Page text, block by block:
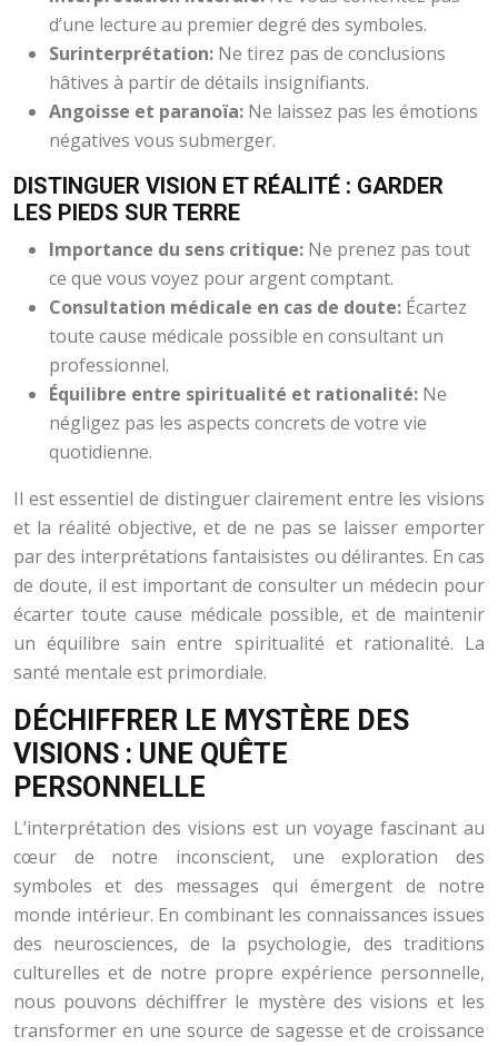
d’une lecture au premier degré des symboles.
Surinterprétation: Ne tirez pas de conclusions
hâtives à partir de détails insignifiants.
Angoisse et paranoïa: Ne laissez pas les émotions
négatives vous submerger.
DISTINGUER VISION ET RÉALITÉ : GARDER
LES PIEDS SUR TERRE
Importance du sens critique: Ne prenez pas tout
ce que vous voyez pour argent comptant.
Consultation médicale en cas de doute: Écartez
toute cause médicale possible en consultant un
professionnel.
Équilibre entre spiritualité et rationalité: Ne
négligez pas les aspects concrets de votre vie
quotidienne.
Il est essentiel de distinguer clairement entre les visions
et la réalité objective, et de ne pas se laisser emporter
par des interprétations fantaisistes ou délirantes. En cas
de doute, il est important de consulter un médecin pour
écarter toute cause médicale possible, et de maintenir
un équilibre sain entre spiritualité et rationalité. La
santé mentale est primordiale.
DÉCHIFFRER LE MYSTÈRE DES
VISIONS : UNE QUÊTE
PERSONNELLE
L’interprétation des visions est un voyage fascinant au
cœur de notre inconscient, une exploration des
symboles et des messages qui émergent de notre
monde intérieur. En combinant les connaissances issues
des neurosciences, de la psychologie, des traditions
culturelles et de notre propre expérience personnelle,
nous pouvons déchiffrer le mystère des visions et les
transformer en une source de sagesse et de croissance